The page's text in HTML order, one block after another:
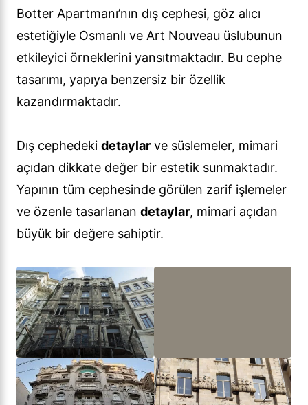
Botter Apartmanı’nın dış cephesi, göz alıcı
estetiğiyle Osmanlı ve Art Nouveau üslubunun
etkileyici örneklerini yansıtmaktadır. Bu cephe
tasarımı, yapıya benzersiz bir özellik
kazandırmaktadır.
Dış cephedeki detaylar ve süslemeler, mimari
açıdan dikkate değer bir estetik sunmaktadır.
Yapının tüm cephesinde görülen zarif işlemeler
ve özenle tasarlanan detaylar, mimari açıdan
büyük bir değere sahiptir.